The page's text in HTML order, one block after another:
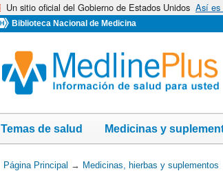
Un sitio oficial del Gobierno de Estados Unidos Así es
Biblioteca Nacional de Medicina
Temas de salud Medicinas y
Usted
Página Principal → Medicinas, hierbas y suplementos